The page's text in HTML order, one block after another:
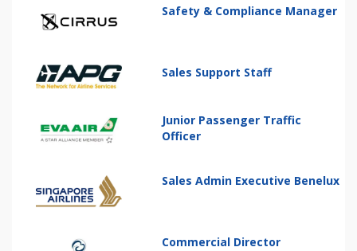
Safety & Compliance Manager
Sales Support Staff
Junior Passenger Traffic
Officer
Sales Admin Executive Benelux
Commercial Director